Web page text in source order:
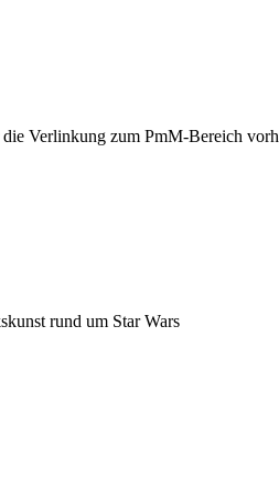
Verlinkung zum PmM-Bereich
rund um Star Wars